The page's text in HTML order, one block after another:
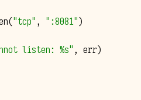
("tcp", ":8081")
listen: %s", err)